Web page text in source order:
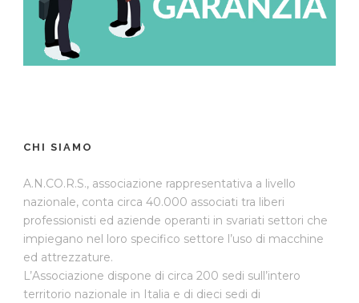
CHI SIAMO
A.N.CO.R.S., associazione rappresentativa a livello
nazionale, conta circa 40.000 associati tra liberi
professionisti ed aziende operanti in svariati settori che
impiegano nel loro specifico settore l’uso di macchine
ed attrezzature.
L’Associazione dispone di circa 200 sedi sull’intero
territorio nazionale in Italia e di dieci sedi di